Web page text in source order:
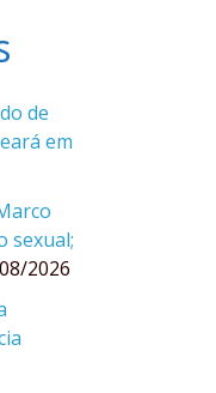
de
em
sexual;
2026